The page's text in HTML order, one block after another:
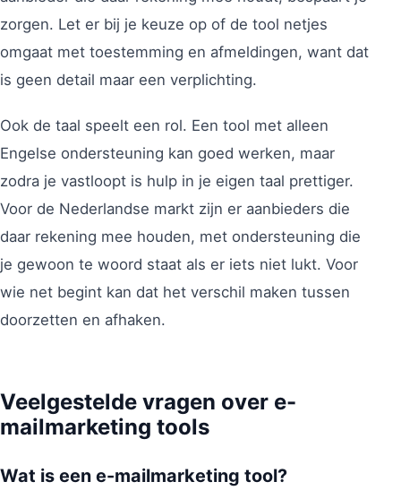
zorgen. Let er bij je keuze op of de tool netjes
omgaat met toestemming en afmeldingen, want dat
is geen detail maar een verplichting.
Ook de taal speelt een rol. Een tool met alleen
Engelse ondersteuning kan goed werken, maar
zodra je vastloopt is hulp in je eigen taal prettiger.
Voor de Nederlandse markt zijn er aanbieders die
daar rekening mee houden, met ondersteuning die
je gewoon te woord staat als er iets niet lukt. Voor
wie net begint kan dat het verschil maken tussen
doorzetten en afhaken.
Veelgestelde vragen over e-
mailmarketing tools
Wat is een e-mailmarketing tool?